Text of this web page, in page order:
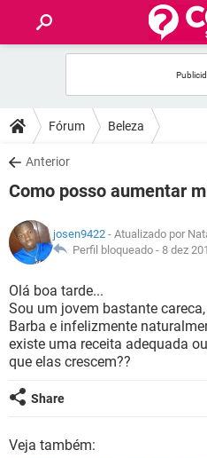
FÓRUM
SAÚDE
NUTRIÇÃO
BEM-ESTAR
SEXUALIDADE
GLOSSÁRIO
Fórum Beleza
Anterior
Como posso aumentar
josen9422 - Atualizado por
Perfil bloqueado - 8 dez
Olá boa tarde...
Sou um jovem bastante
Barba e infelizmente
existe uma receita adequada
que elas crescem??
Share
Veja também: